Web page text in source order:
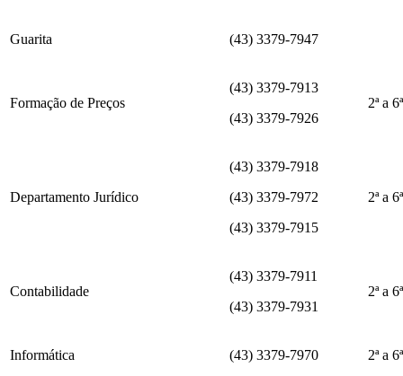
Guarita (43) 3379-7947
Formação de Preços
(43) 3379-7913
(43) 3379-7926
2ª a
Departamento Jurídico
(43) 3379-7918
(43) 3379-7972
(43) 3379-7915
2ª a
Contabilidade
(43) 3379-7911
(43) 3379-7931
2ª a
Informática (43) 3379-7970 2ª a